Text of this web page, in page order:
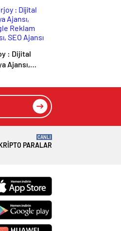
Ajansı,
SEO Ajansı
Tasarım
PARALAR
CANLI